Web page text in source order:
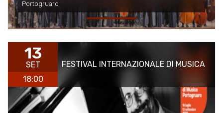
Portogruaro
13
SET
18:00
FESTIVAL INTERNAZIONALE DI MUSICA